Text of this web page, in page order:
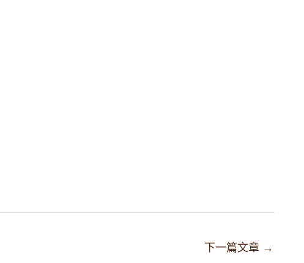
下一篇文章 →